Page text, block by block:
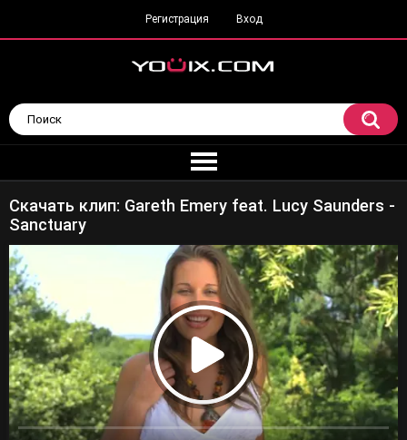
Регистрация Вход
Скачать клип: Gareth Emery feat. Lucy Saunders -
Sanctuary